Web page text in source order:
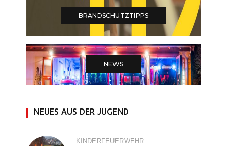
BRANDSCHUTZTIPPS
NEWS
NEUES AUS DER JUGEND
KINDERFEUERWEHR